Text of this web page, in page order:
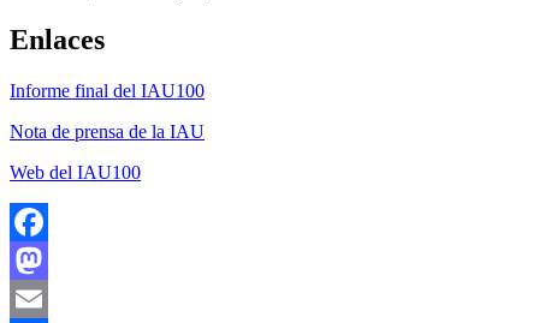
Enlaces
Informe final del IAU100
Nota de prensa de la IAU
Web del IAU100
Facebook
Mastodon